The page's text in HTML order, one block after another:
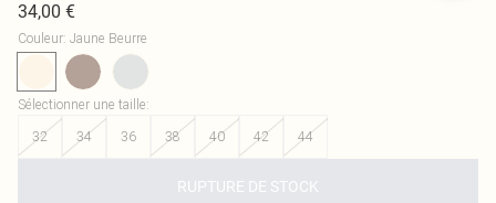
34,00 €
Couleur: Jaune Beurre
Sélectionner une taille:
32
34 36 38 40 42 44
RUPTURE DE STOCK